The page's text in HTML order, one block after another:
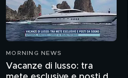
MORNING NEWS
Vacanze di lusso: tra